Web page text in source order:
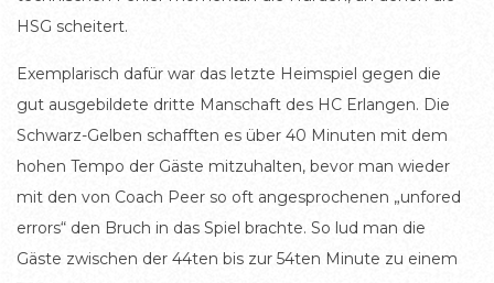
HSG scheitert.
Exemplarisch dafür war das letzte Heimspiel gegen die
gut ausgebildete dritte Manschaft des HC Erlangen. Die
Schwarz-Gelben schafften es über 40 Minuten mit dem
hohen Tempo der Gäste mitzuhalten, bevor man wieder
mit den von Coach Peer so oft angesprochenen „unfored
errors“ den Bruch in das Spiel brachte. So lud man die
Gäste zwischen der 44ten bis zur 54ten Minute zu einem